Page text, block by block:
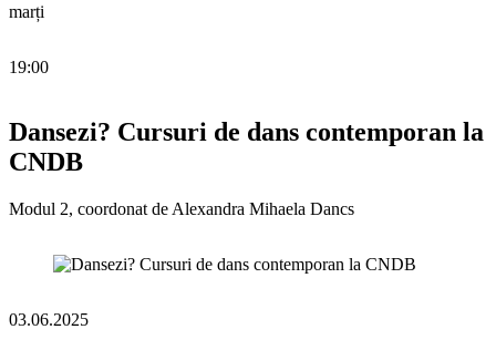
marți
19:00
Dansezi? Cursuri de dans contemporan la
CNDB
Modul 2, coordonat de Alexandra Mihaela Dancs
03.06.2025